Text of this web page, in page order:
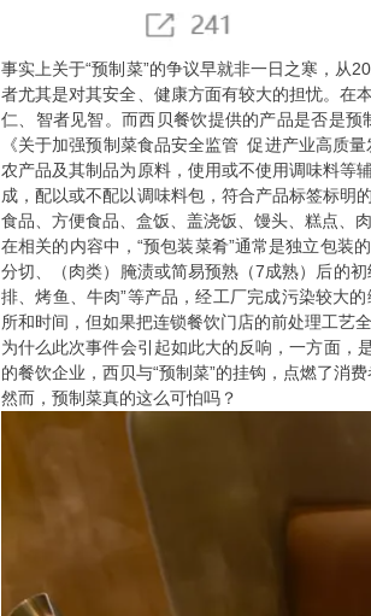
事实上关于“预制菜”的争议早就非一日之寒，从
者尤其是对其安全、健康方面有较大的担忧。在
仁、智者见智。而西贝餐饮提供的产品是否是
《关于加强预制菜食品安全监管 促进产业高质
农产品及其制品为原料，使用或不使用调味料等
成，配以或不配以调味料包，符合产品标签标明
食品、方便食品、盒饭、盖浇饭、馒头、糕点、
在相关的内容中，“预包装菜肴”通常是独立包装
分切、（肉类）腌渍或简易预熟（7成熟）后的
排、烤鱼、牛肉”等产品，经工厂完成污染较大
所和时间，但如果把连锁餐饮门店的前处理工艺
为什么此次事件会引起如此大的反响，一方面，
的餐饮企业，西贝与“预制菜”的挂钩，点燃了消
然而，预制菜真的这么可怕吗？